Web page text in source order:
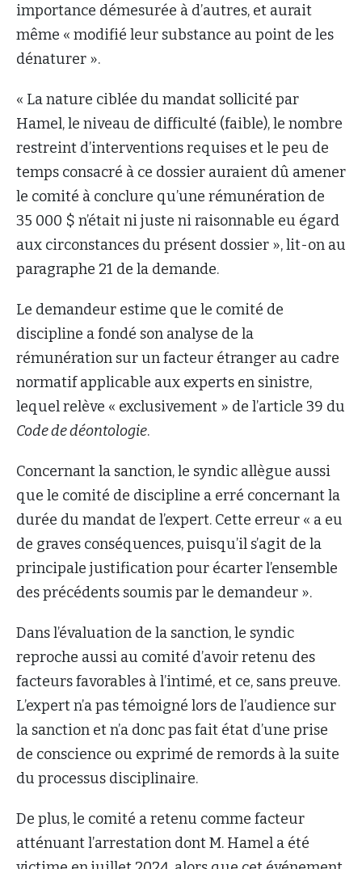
importance démesurée à d’autres, et aurait
même « modifié leur substance au point de les
dénaturer ».
« La nature ciblée du mandat sollicité par
Hamel, le niveau de difficulté (faible), le nombre
restreint d’interventions requises et le peu de
temps consacré à ce dossier auraient dû amener
le comité à conclure qu’une rémunération de
35 000 $ n’était ni juste ni raisonnable eu égard
aux circonstances du présent dossier », lit-on au
paragraphe 21 de la demande.
Le demandeur estime que le comité de
discipline a fondé son analyse de la
rémunération sur un facteur étranger au cadre
normatif applicable aux experts en sinistre,
lequel relève « exclusivement » de l’article 39 du
Code de déontologie.
Concernant la sanction, le syndic allègue aussi
que le comité de discipline a erré concernant la
durée du mandat de l’expert. Cette erreur « a eu
de graves conséquences, puisqu’il s’agit de la
principale justification pour écarter l’ensemble
des précédents soumis par le demandeur ».
Dans l’évaluation de la sanction, le syndic
reproche aussi au comité d’avoir retenu des
facteurs favorables à l’intimé, et ce, sans preuve.
L’expert n’a pas témoigné lors de l’audience sur
la sanction et n’a donc pas fait état d’une prise
de conscience ou exprimé de remords à la suite
du processus disciplinaire.
De plus, le comité a retenu comme facteur
atténuant l’arrestation dont M. Hamel a été